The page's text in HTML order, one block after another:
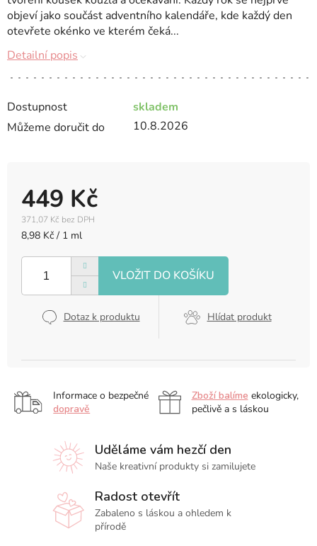
Dostupnost
skladem
Můžeme doručit do
10.8.2026
449 Kč
371,07 Kč bez DPH
Měrná
8,98 Kč / 1 ml
Dotaz k produktu Hlídat produkt
objeví jako součást adventního kalendáře, kde každý den
otevřete okénko ve kterém čeká...
Detailní popis
Informace o bezpečné
dopravě
Zboží balíme ekologicky,
pečlivě a s láskou
Uděláme vám hezčí den
Naše kreativní produkty si zamilujete
Radost otevřít
Zabaleno s láskou a ohledem k
přírodě